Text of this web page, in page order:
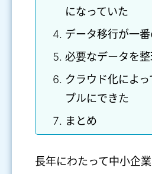
になっていた
データ移行が一
必要なデータを
クラウド化によ
プルにできた
まとめ
長年にわたって中小企